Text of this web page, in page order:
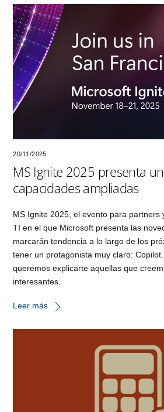
20/11/2025
MS Ignite 2025 presenta
capacidades ampliadas
MS Ignite 2025, el evento para partners
TI en el que Microsoft presenta las
marcarán tendencia a lo largo de los
tener un protagonista muy claro:
queremos explicarte aquellas que
interesantes.
Leer más